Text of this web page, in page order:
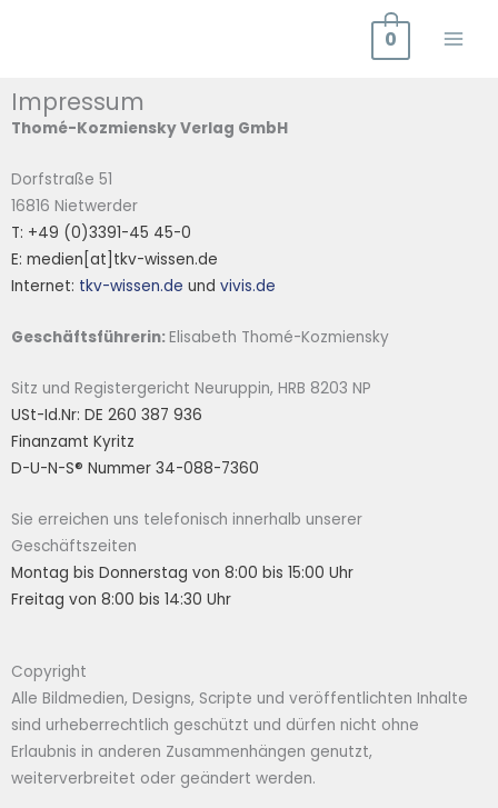
0
Impressum
Thomé-Kozmiensky Verlag GmbH
Dorfstraße 51
16816 Nietwerder
T: +49 (0)3391-45 45-0
E: medien[at]tkv-wissen.de
Internet: tkv-wissen.de und vivis.de
Geschäftsführerin: Elisabeth Thomé-Kozmiensky
Sitz und Registergericht Neuruppin, HRB 8203 NP
USt-Id.Nr: DE 260 387 936
Finanzamt Kyritz
D-U-N-S® Nummer 34-088-7360
Sie erreichen uns telefonisch innerhalb unserer
Geschäftszeiten
Montag bis Donnerstag von 8:00 bis 15:00 Uhr
Freitag von 8:00 bis 14:30 Uhr
Copyright
Alle Bildmedien, Designs, Scripte und veröffentlichten Inhalte
sind urheberrechtlich geschützt und dürfen nicht ohne
Erlaubnis in anderen Zusammenhängen genutzt,
weiterverbreitet oder geändert werden.